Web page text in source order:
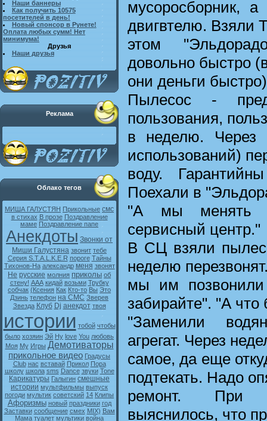
Наши баннеры
Как получить 10575
посетителей в день!
Новый спонсор в Рунете!
Оплата любых сумм! Нет
минимума!
Друзья
Наши друзья
Реклама
Облако тегов
МИША ГАЛУСТЯН Прикольные смс
в стихах В прозе Поздравление
маме Поздравление папе
Анекдоты Звонки от
Миши Галустяна звонит тебе
Серия S.T.A.L.K.E.R пороге Тайны
Тихонов-На александр меня звонят
Не русские молния приколы об
стену! ААА кидай возьми Трубку
собчак (Ксения Как Кто-то Вы Это
Дзинь телефон на СМС Зверев
Звезда Клуб Dj анекдот твоя
истории тобой чтобы
было хозяин Эй Ну love You любовь
Моя My Игры Демотиваторы
прикольное видео Градусы
Club нас вставай Прикол Пора
школу школа sms Dance звуки Tone
Карикатуры Галыгин смешные
истории мультфильмы выпуск
погоди мультик советский 14 Клипы
Афоризмы новый праздники год
Заставки сообщение смех MIX) Вам
Мама туалет мультики война
мусоросборник,
двигвтелю. Взяли
этом
довольно быстро
они деньги
Пылесос -
пользования,
в неделю. Через
использований)
воду.
Поехали в
"А мы менять
сервисный центр."
В СЦ взяли
неделю
мы им
забирайте". "А что
"Заменили
агрегат. Через
самое, да еще
подтекать. Надо
ремонт. При
выяснилось, что